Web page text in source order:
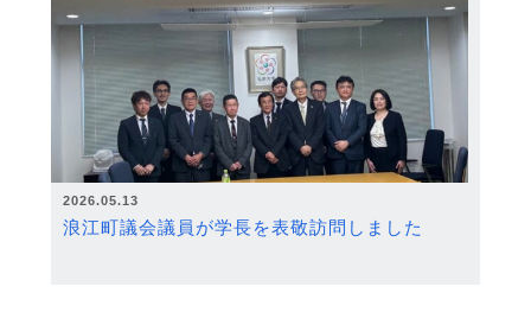
2026.05.13
浪江町議会議員が学長を表敬訪問しました